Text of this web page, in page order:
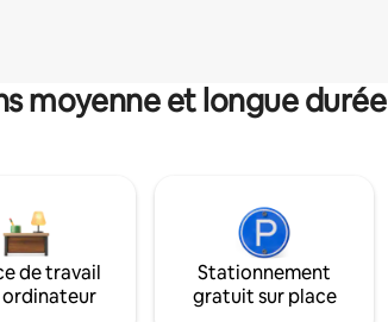
moyenne et longue durée
de travail
Stationnement
gratuit sur place